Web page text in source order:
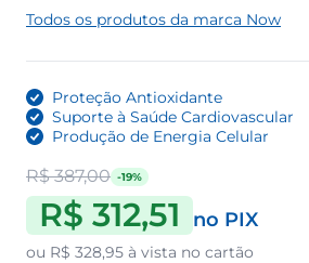
Todos os produtos da marca Now
Proteção Antioxidante
Suporte à Saúde Cardiovascular
Produção de Energia Celular
R$ 387,00 -19%
R$ 312,51 no PIX
ou R$ 328,95 à vista no cartão